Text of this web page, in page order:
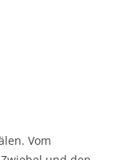
Vom